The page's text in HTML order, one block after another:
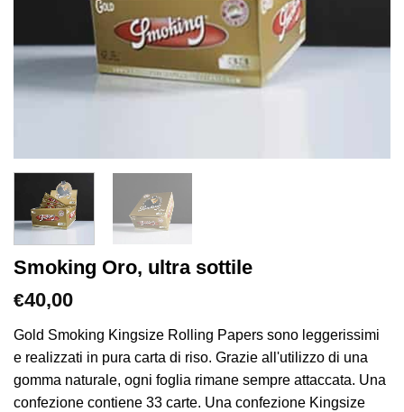
Smoking Oro, ultra sottile
€40,00
Gold Smoking Kingsize Rolling Papers sono leggerissimi
e realizzati in pura carta di riso. Grazie all'utilizzo di una
gomma naturale, ogni foglia rimane sempre attaccata. Una
confezione contiene 33 carte. Una confezione Kingsize